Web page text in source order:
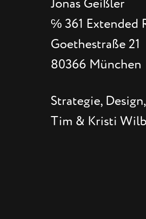
Jonas Geißler
℅ 361 Extended
Goethestraße 21
80366 München
Strategie,
Tim & Kristi